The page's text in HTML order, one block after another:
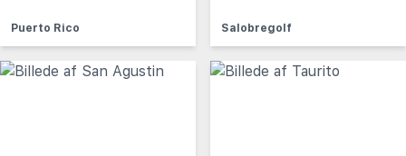
Puerto Rico Salobregolf